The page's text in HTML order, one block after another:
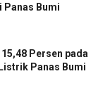
Panas Bumi
Persen pada
Panas Bumi